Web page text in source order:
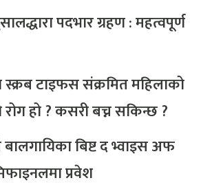
पदभार ग्रहण : महत्वपूर्ण
स्क्रब टाइफस संक्रमित महिलाको
हो ? कसरी बच्न सकिन्छ ?
बिष्ट द भ्वाइस अफ
प्रवेश